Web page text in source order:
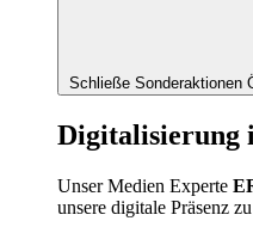
Schließe Sonderaktionen
Digitalisierung
Unser Medien Experte
unsere digitale Präsenz